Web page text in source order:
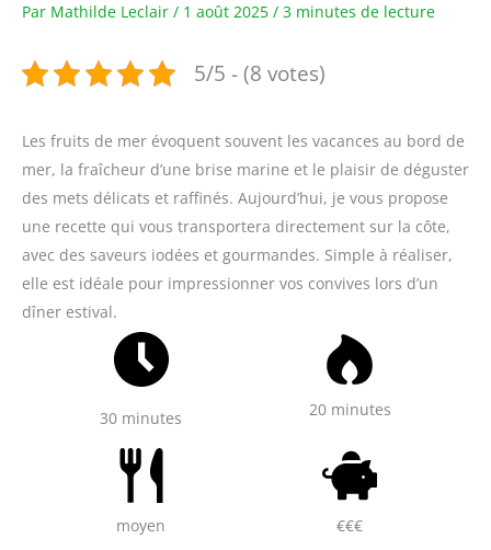
Par Mathilde Leclair / 1 août 2025 / 3 minutes de lecture
5/5 - (8 votes)
Les fruits de mer évoquent souvent les vacances au bord de
mer, la fraîcheur d’une brise marine et le plaisir de déguster
des mets délicats et raffinés. Aujourd’hui, je vous propose
une recette qui vous transportera directement sur la côte,
avec des saveurs iodées et gourmandes. Simple à réaliser,
elle est idéale pour impressionner vos convives lors d’un
dîner estival.
30 minutes 20 minutes
moyen €€€